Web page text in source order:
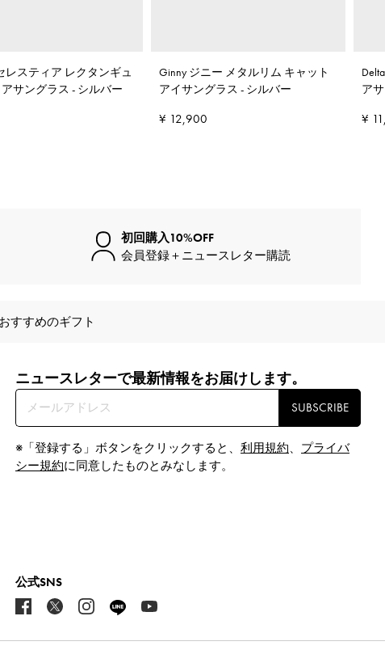
レスティア レクタンギュ
サングラス - シルバー
Ginny ジニー メタルリム キャット
アイサングラス - シルバー
¥ 12,900
ア
¥
初回購入10%OFF
会員登録＋ニュースレター購読
おすすめのギフト
ニュースレターで最新情報をお届けします。​
SUBSCRIBE
※「登録する」ボタンをクリックすると、 利用規約、 プライバ
シー規約に同意したものとみなします。
公式SNS